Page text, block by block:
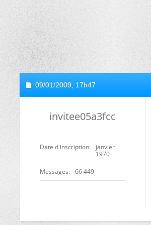
09/01/2009, 17h47
invitee05a3fcc
Date d'inscription
janvier
1970
Messages 66 449